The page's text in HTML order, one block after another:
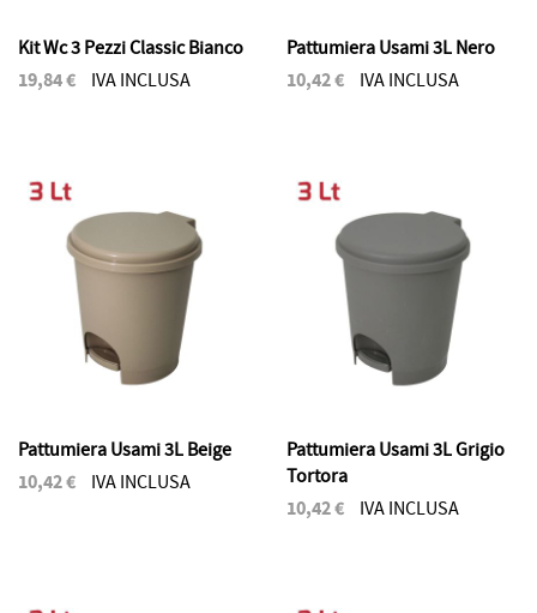
Kit Wc 3 Pezzi Classic Bianco
19,84 € IVA INCLUSA
Pattumiera Usami 3L Nero
10,42 € IVA INCLUSA
Pattumiera Usami 3L Beige
10,42 € IVA INCLUSA
Pattumiera Usami 3L Grigio
Tortora
10,42 € IVA INCLUSA